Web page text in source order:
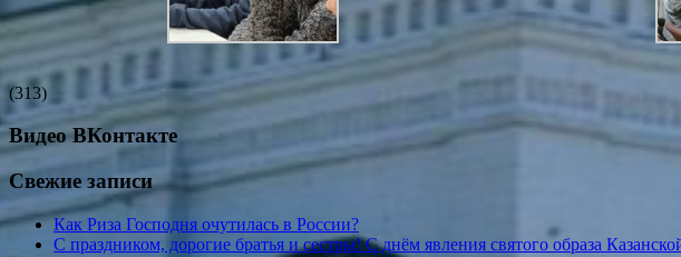
(313)
Видео ВКонтакте
Свежие записи
Как Риза Господня очутилась в России?
С праздником, дорогие братья и сестры! С днём явления святого образа